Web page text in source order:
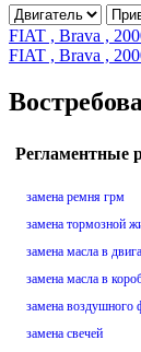
FIAT , Brava ,
FIAT , Brava ,
Регламентные
замена ремня грм
замена тормозной
замена масла в
замена масла в
замена воздушного
замена свечей